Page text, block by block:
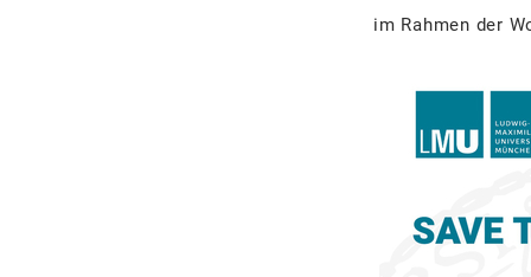
im Rahmen der